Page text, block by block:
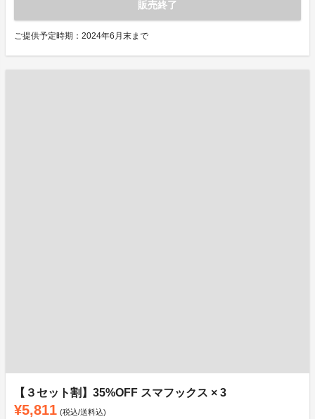
販売終了
ご提供予定時期：2024年6月末まで
【３セット割】35%OFF スマフックス × 3
¥5,811 (税込/送料込)